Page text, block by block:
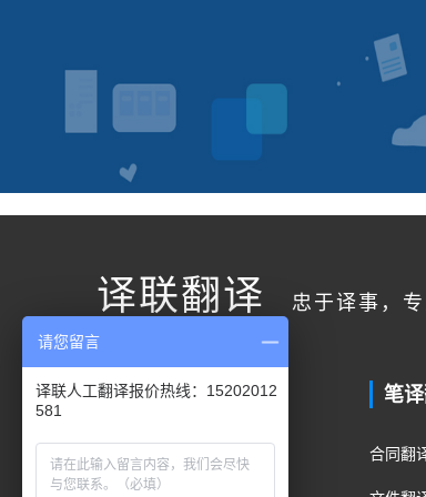
译联翻译 忠于译事，
联系我们
客户服务
400电话：400-178-1661
笔
合同翻
请您留言
译联人工翻译报价热线：15202012
581